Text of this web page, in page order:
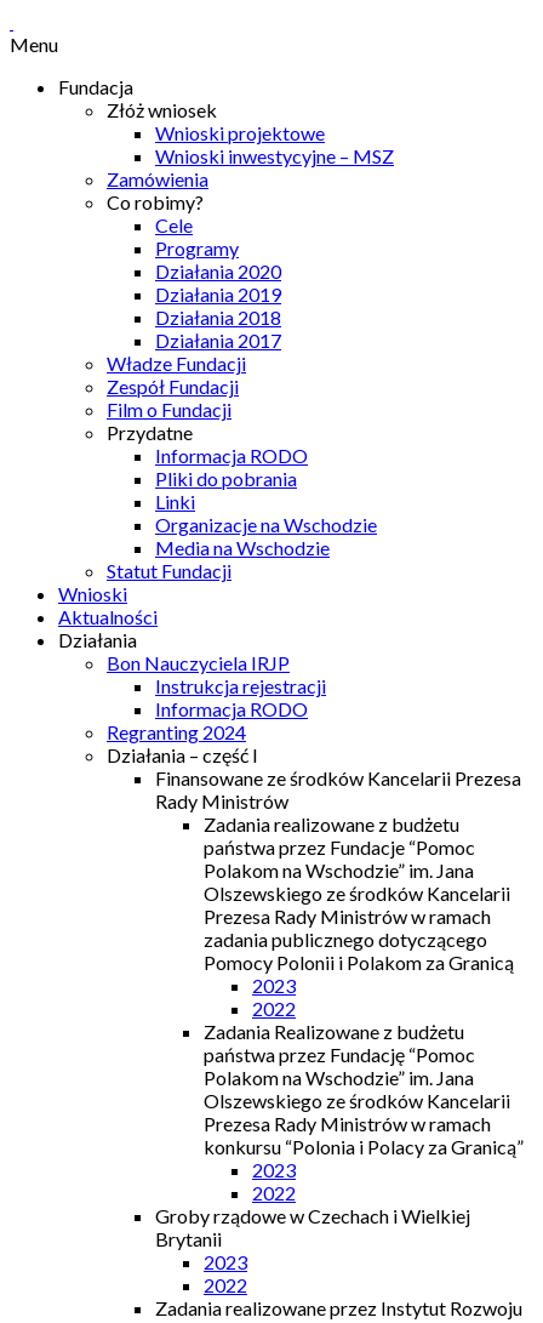
Menu
Fundacja
Złóż wniosek
Wnioski projektowe
Wnioski inwestycyjne – MSZ
Zamówienia
Co robimy?
Cele
Programy
Działania 2020
Działania 2019
Działania 2018
Działania 2017
Władze Fundacji
Zespół Fundacji
Film o Fundacji
Przydatne
Informacja RODO
Pliki do pobrania
Linki
Organizacje na Wschodzie
Media na Wschodzie
Statut Fundacji
Wnioski
Aktualności
Działania
Bon Nauczyciela IRJP
Instrukcja rejestracji
Informacja RODO
Regranting 2024
Działania – część I
Finansowane ze środków Kancelarii Prezesa
Rady Ministrów
Zadania realizowane z budżetu
państwa przez Fundacje “Pomoc
Polakom na Wschodzie” im. Jana
Olszewskiego ze środków Kancelarii
Prezesa Rady Ministrów w ramach
zadania publicznego dotyczącego
Pomocy Polonii i Polakom za Granicą
2023
2022
Zadania Realizowane z budżetu
państwa przez Fundację “Pomoc
Polakom na Wschodzie” im. Jana
Olszewskiego ze środków Kancelarii
Prezesa Rady Ministrów w ramach
konkursu “Polonia i Polacy za Granicą”
2023
2022
Groby rządowe w Czechach i Wielkiej
Brytanii
2023
2022
Zadania realizowane przez Instytut Rozwoju